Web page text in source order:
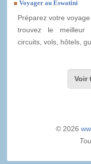
Voyager au Eswatini
Préparez votre
trouvez le meilleur
circuits, vols, hôtels,
Voir
© 2026